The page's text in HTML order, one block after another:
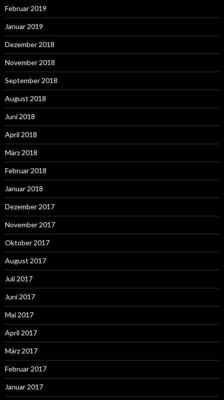
Februar 2019
Januar 2019
Dezember 2018
November 2018
September 2018
August 2018
Juni 2018
April 2018
März 2018
Februar 2018
Januar 2018
Dezember 2017
November 2017
Oktober 2017
August 2017
Juli 2017
Juni 2017
Mai 2017
April 2017
März 2017
Februar 2017
Januar 2017